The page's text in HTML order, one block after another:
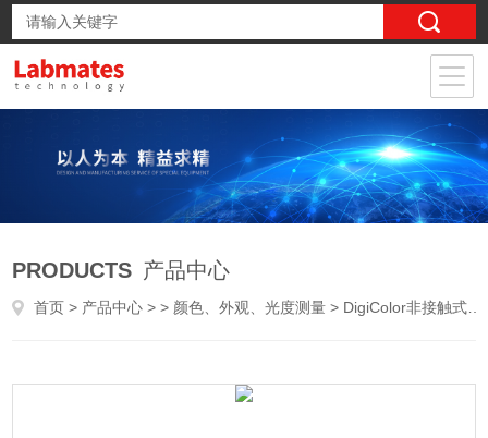
PRODUCTS 产品中心
首页 > 产品中心 > > 颜色、外观、光度测量 > DigiColor非接触式多光谱颜色测量分析系统